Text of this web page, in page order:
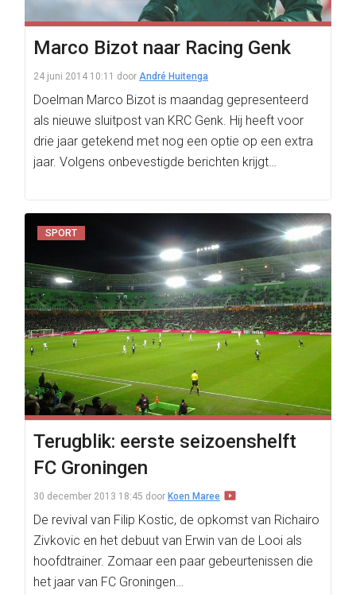
Marco Bizot naar Racing Genk
24 juni 2014 10:11 door André Huitenga
Doelman Marco Bizot is maandag gepresenteerd
als nieuwe sluitpost van KRC Genk. Hij heeft voor
drie jaar getekend met nog een optie op een extra
jaar. Volgens onbevestigde berichten krijgt…
SPORT
Terugblik: eerste seizoenshelft
FC Groningen
30 december 2013 18:45 door Koen Maree
De revival van Filip Kostic, de opkomst van Richairo
Zivkovic en het debuut van Erwin van de Looi als
hoofdtrainer. Zomaar een paar gebeurtenissen die
het jaar van FC Groningen…